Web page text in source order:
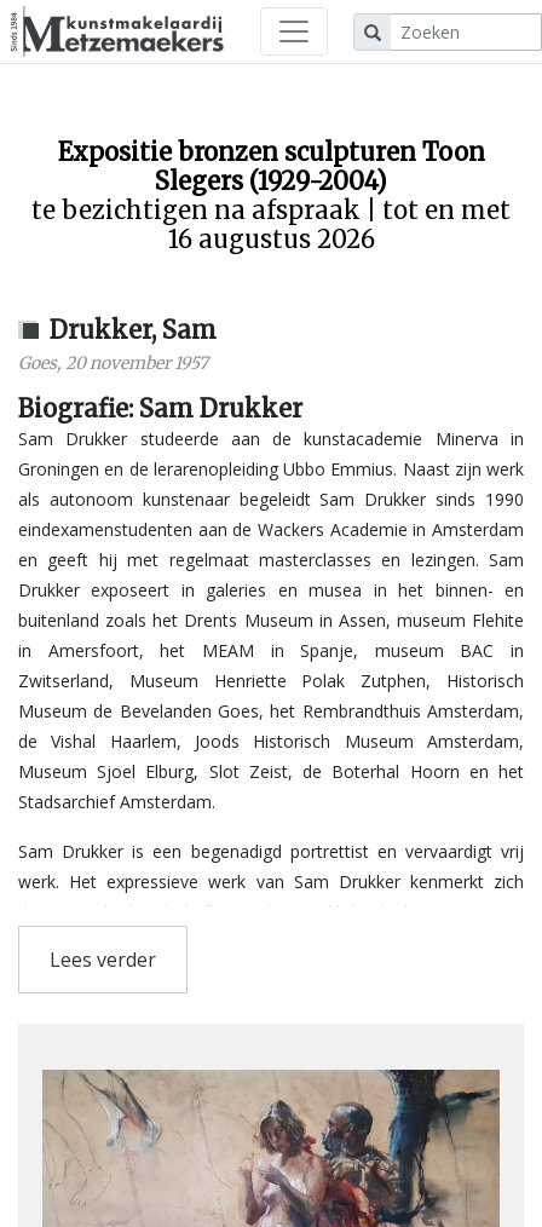
Expositie bronzen sculpturen Toon
Slegers (1929-2004)
te bezichtigen na afspraak | tot en met
16 augustus 2026
Drukker, Sam
Goes, 20 november 1957
Biografie: Sam Drukker
Sam Drukker studeerde aan de kunstacademie Minerva in
Groningen en de lerarenopleiding Ubbo Emmius. Naast zijn werk
als autonoom kunstenaar begeleidt Sam Drukker sinds 1990
eindexamenstudenten aan de Wackers Academie in Amsterdam
en geeft hij met regelmaat masterclasses en lezingen. Sam
Drukker exposeert in galeries en musea in het binnen- en
buitenland zoals het Drents Museum in Assen, museum Flehite
in Amersfoort, het MEAM in Spanje, museum BAC in
Zwitserland, Museum Henriette Polak Zutphen, Historisch
Museum de Bevelanden Goes, het Rembrandthuis Amsterdam,
de Vishal Haarlem, Joods Historisch Museum Amsterdam,
Museum Sjoel Elburg, Slot Zeist, de Boterhal Hoorn en het
Stadsarchief Amsterdam.
Sam Drukker is een begenadigd portrettist en vervaardigt vrij
werk. Het expressieve werk van Sam Drukker kenmerkt zich
door een vlot handschrift, een theatraal licht/donker contrast en
menselijke figuur en telkens spreekt daaruit de intensiteit
zeildoek en tentzeil. Het is die ondergrond dat al een verhaal in
zich draagt en waarop hij met weinig verf aquarelleert. Drukker
is een eigentijdse romanticus en weet door zijn psychologische
zoektocht meeslepend te zijn en te ontroeren. In Drukkers werk
liggen schoonheid en verval naast elkaar.
Lees verder